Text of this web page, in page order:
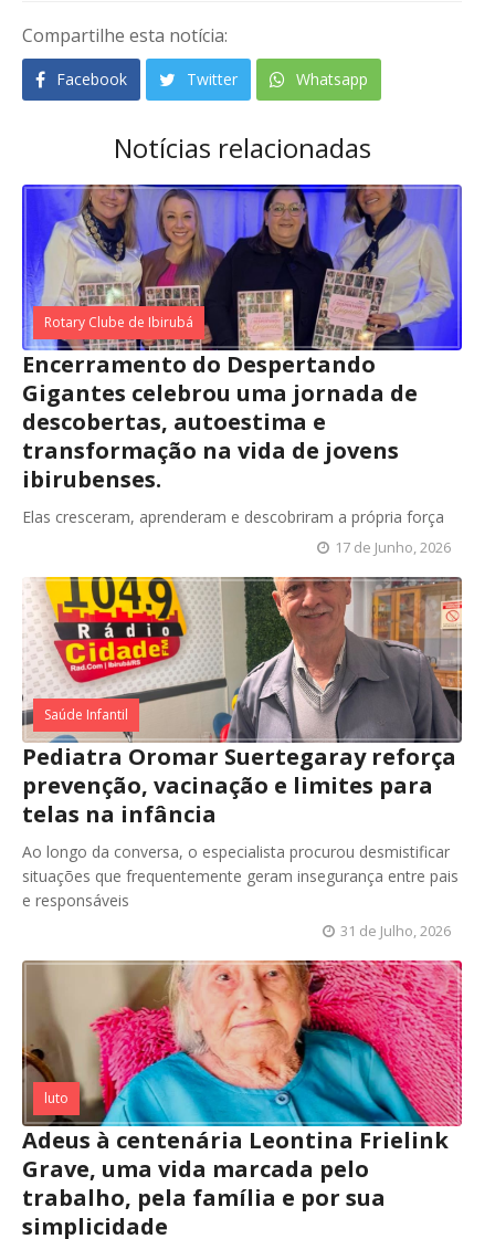
Compartilhe esta notícia:
Facebook Twitter Whatsapp
Notícias relacionadas
Rotary Clube de Ibirubá
Encerramento do Despertando
Gigantes celebrou uma jornada de
descobertas, autoestima e
transformação na vida de jovens
ibirubenses.
Elas cresceram, aprenderam e descobriram a própria força
17 de Junho, 2026
Saúde Infantil
Pediatra Oromar Suertegaray reforça
prevenção, vacinação e limites para
telas na infância
Ao longo da conversa, o especialista procurou desmistificar
situações que frequentemente geram insegurança entre pais
e responsáveis
31 de Julho, 2026
luto
Adeus à centenária Leontina Frielink
Grave, uma vida marcada pelo
trabalho, pela família e por sua
simplicidade